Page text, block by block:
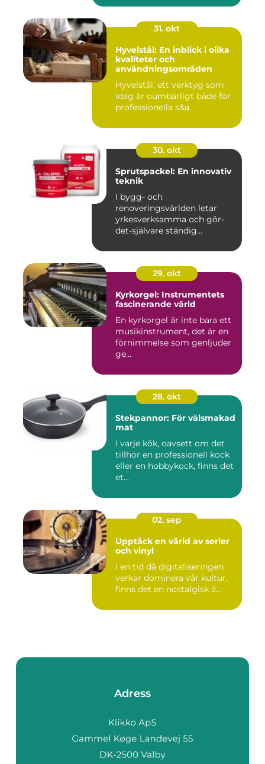
31. okt
Hyvelstål: En inblick i olika
kvaliteter och
användningsområden
Hyvelstål, ett verktyg som
idag är oumbärligt både för
professionella s&a...
30. okt
Sprutspackel: En innovativ
teknik
I bygg- och
renoveringsvärlden letar
yrkesverksamma och gör-
det-självare ständig...
29. okt
Kyrkorgel: Instrumentets
fascinerande värld
En kyrkorgel är inte bara ett
musikinstrument, det är en
förnimmelse som genljuder
ge...
28. okt
Stekpannor: För välsmakad
mat
I varje kök, oavsett om det
tillhör en professionell kock
eller en hobbykock, finns det
et...
02. sep
Upptäck en värld av serier
och vinyl
I en tid då digitaliseringen
verkar dominera vår kultur,
finns det en nostalgisk å...
Adress